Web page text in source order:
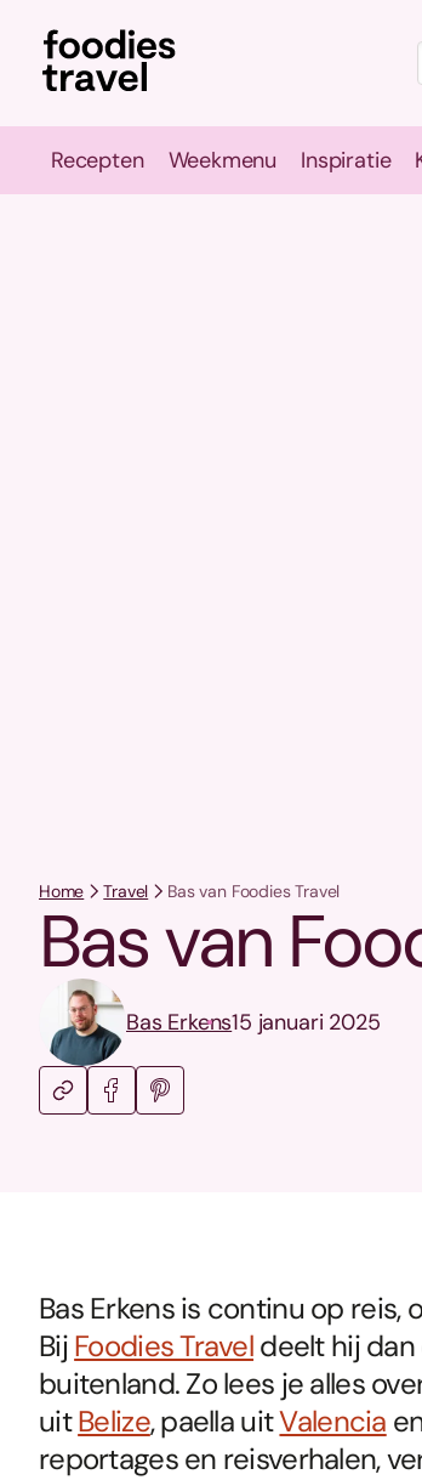
Recepten Weekmenu Inspiratie
Home Travel Bas van Foodies Travel
Bas van
Bas Erkens15 januari 2025
Bas Erkens is continu op
BijFoodies Traveldeelt hij
buitenland. Zo lees je alles
uitBelize, paella uitValencia
reportages en reisverhalen,